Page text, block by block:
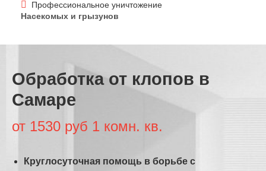
Профессиональное уничтожение
Насекомых и грызунов
Обработка от клопов в
Самаре
от 1530 руб 1 комн. кв.
Круглосуточная помощь в борьбе с